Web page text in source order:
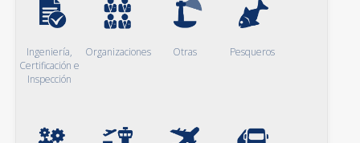
Ingeniería,
Certificación e
Inspección
Organizaciones Otras Pesqueros